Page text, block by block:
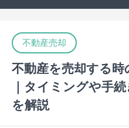
不動産売却
不動産を売却する時
｜タイミングや手
を解説